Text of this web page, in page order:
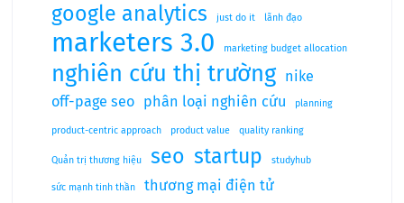
google analytics just do it lãnh đạo
marketers 3.0 marketing budget allocation
nghiên cứu thị trường
nike
off-page seo
phân loại nghiên cứu planning
product-centric approach product value quality ranking
Quản trị thương hiệu seo startup studyhub
sức mạnh tinh thần thương mại điện tử